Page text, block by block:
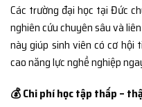
Các trường đại học tại Đức
nghiên cứu chuyên sâu và
này giúp sinh viên có cơ hội
cao năng lực nghề nghiệp
💰 Chi phí học tập thấp –